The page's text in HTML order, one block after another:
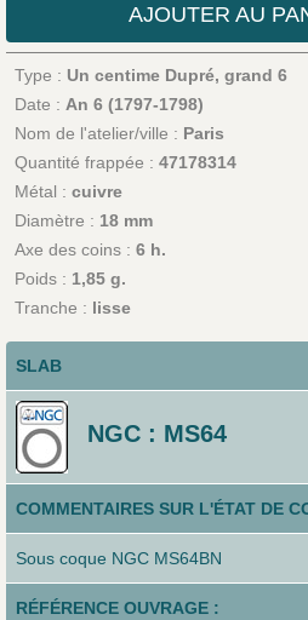
AJOUTER AU
Type : Un centime Dupré, grand 6
Date : An 6 (1797-1798)
Nom de l'atelier/ville : Paris
Quantité frappée : 47178314
Métal : cuivre
Diamètre : 18 mm
Axe des coins : 6 h.
Poids : 1,85 g.
Tranche : lisse
SLAB
NGC : MS64
COMMENTAIRES SUR L'ÉTAT DE
Sous coque NGC MS64BN
RÉFÉRENCE OUVRAGE :